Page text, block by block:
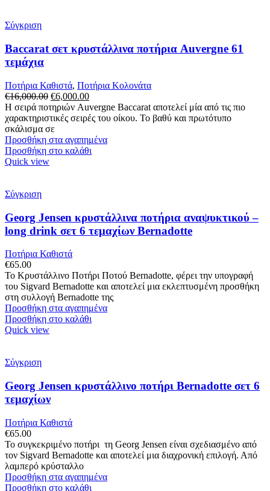
Σύγκριση
Baccarat σετ κρυστάλλινα ποτήρια Auvergne 61
τεμάχια
Ποτήρια Καθιστά, Ποτήρια Κολονάτα
€16,000.00 Original
price
was:
€16,000.00.
€6,000.00Η
τρέχουσα
τιμή
€6,000.00.
Η σειρά ποτηριών Auvergne Baccarat αποτελεί μία από τις πιο
χαρακτηριστικές σειρές του οίκου. Το βαθύ και πρωτότυπο
σκάλισμα σε
Προσθήκη στα αγαπημένα
Προσθήκη στο καλάθι
Quick view
Σύγκριση
Georg Jensen κρυστάλλινα ποτήρια αναψυκτικού –
long drink σετ 6 τεμαχίων Bernadotte
Ποτήρια Καθιστά
€65.00
Το Κρυστάλλινο Ποτήρι Ποτού Bernadotte, φέρει την υπογραφή
του Sigvard Bernadotte και αποτελεί μια εκλεπτυσμένη προσθήκη
στη συλλογή Bernadotte της
Προσθήκη στα αγαπημένα
Προσθήκη στο καλάθι
Quick view
Σύγκριση
Georg Jensen κρυστάλλινο ποτήρι Bernadotte σετ 6
τεμαχίων
Ποτήρια Καθιστά
€65.00
Το συγκεκριμένο ποτήρι τη Georg Jensen είναι σχεδιασμένο από
τον Sigvard Bernadotte και αποτελεί μια διαχρονική επιλογή. Από
λαμπερό κρύσταλλο
Προσθήκη στα αγαπημένα
Προσθήκη στο καλάθι